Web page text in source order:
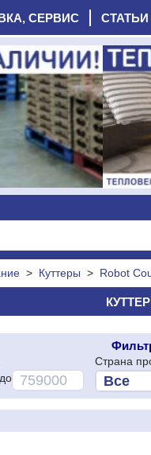
СЕРВИС СТАТЬИ
> Куттеры > Robot
до
Страна